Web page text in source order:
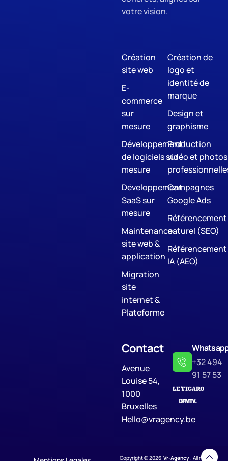
votre vision.
Création
site web
E-
commerce
sur
mesure
Développement
de logiciels sur
mesure
Développement
SaaS sur
mesure
Maintenance
site web &
application
Migration
site
internet &
Plateforme
Création de
logo et
identité de
marque
Design et
graphisme
Production
vidéo et photos
Campagnes
Google Ads
Référencement
naturel (SEO)
Référencement
IA (AEO)
Contact
Avenue
Louise 54,
1000
Bruxelles
Hello@vragency.be
+32 494
91 57 53
Copyright © 2026 Vr-Agency. All rights